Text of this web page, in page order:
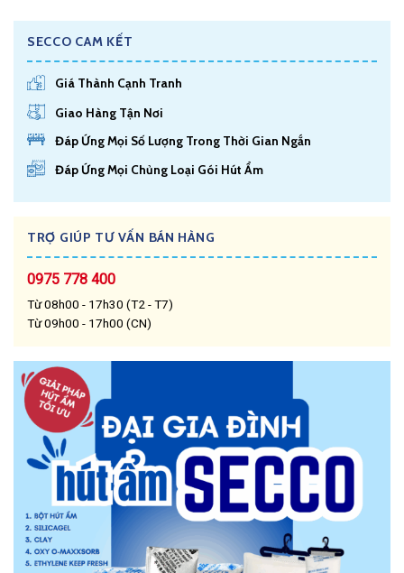
SECCO CAM KẾT
Giá Thành Cạnh Tranh
Giao Hàng Tận Nơi
Đáp Ứng Mọi Số Lượng Trong Thời Gian Ngắn
Đáp Ứng Mọi Chủng Loại Gói Hút Ẩm
TRỢ GIÚP TƯ VẤN BÁN HÀNG
0975 778 400
Từ 08h00 - 17h30 (T2 - T7)
Từ 09h00 - 17h00 (CN)